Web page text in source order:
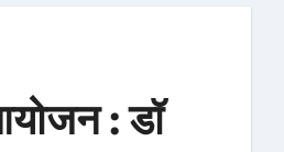
: डॉ